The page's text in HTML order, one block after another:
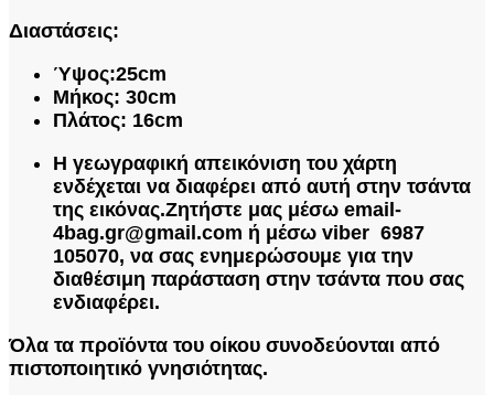
Διαστάσεις:
Ύψος:25cm
Μήκος: 30cm
Πλάτος: 16cm
Η γεωγραφική απεικόνιση του χάρτη
ενδέχεται να διαφέρει από αυτή στην τσάντα
της εικόνας.Ζητήστε μας μέσω email-
4bag.gr@gmail.com ή μέσω viber 6987
105070, να σας ενημερώσουμε για την
διαθέσιμη παράσταση στην τσάντα που σας
ενδιαφέρει.
Όλα τα προϊόντα του οίκου συνοδεύονται από
πιστοποιητικό γνησιότητας.